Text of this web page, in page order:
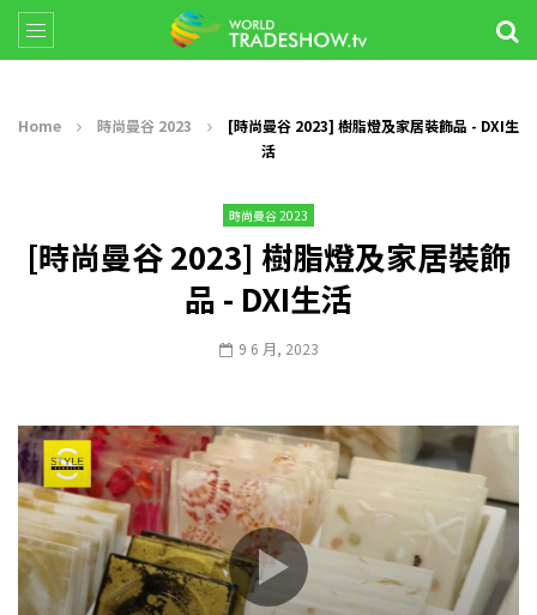
Home 時尚曼谷 2023
[時尚曼谷 2023] 樹脂燈及家居裝飾品 - DXI生
活
時尚曼谷 2023
[時尚曼谷 2023] 樹脂燈及家居裝飾
品 - DXI生活
9 6 月, 2023